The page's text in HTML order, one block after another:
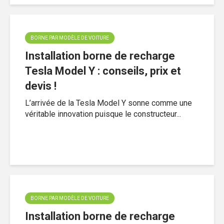
BORNE PAR MODÈLE DE VOITURE
Installation borne de recharge
Tesla Model Y : conseils, prix et
devis !
L’arrivée de la Tesla Model Y sonne comme une
véritable innovation puisque le constructeur...
BORNE PAR MODÈLE DE VOITURE
Installation borne de recharge